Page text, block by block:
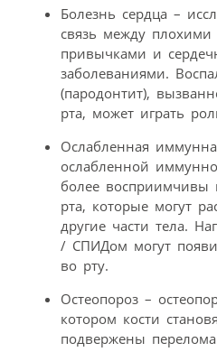
Болезнь сердца –
связь между плохими
привычками и
заболеваниями.
(пародонтит),
рта, может играть
Ослабленная
ослабленной
более восприимчивы
рта, которые могут
другие части тела.
/ СПИДом могут
во рту.
Остеопороз –
котором кости
подвержены